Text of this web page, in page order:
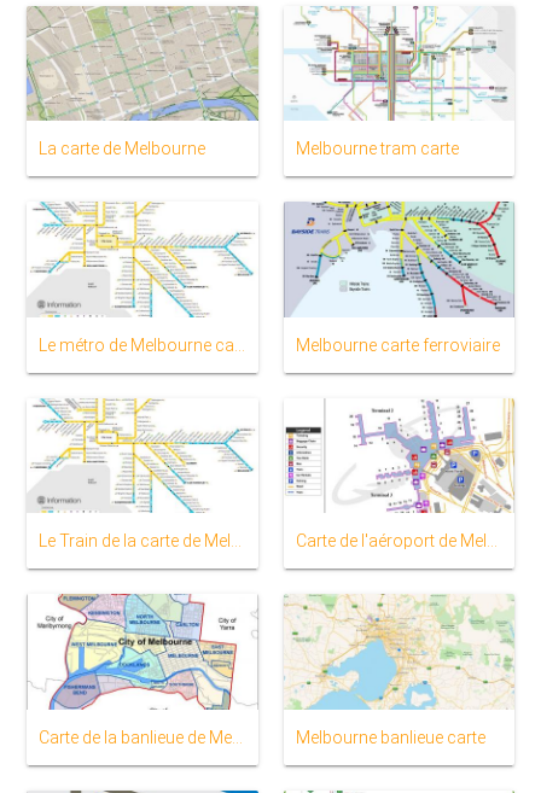
La carte de Melbourne Melbourne tram carte
Melbourne carte ferroviaire
Le Train de la carte de Melbourne Carte de l'aéroport de Melbourne
Melbourne banlieue carte